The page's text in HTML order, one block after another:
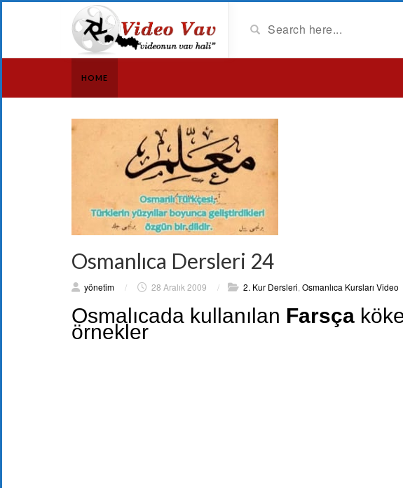
HOME
Osmanlıca Dersleri 24
yönetim / 28 Aralık 2009 / 2. Kur Dersleri Osmanlıca Kursları Video
Osmalıcada kullanılan Farsça
örnekler